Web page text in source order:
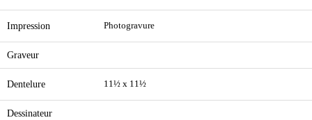
Impression Photogravure
Graveur
Dentelure 11½ x 11½
Dessinateur